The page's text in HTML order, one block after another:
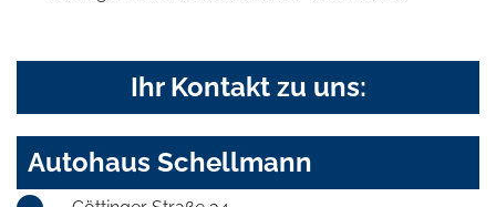
Ihr Kontakt zu uns:
Autohaus Schellmann